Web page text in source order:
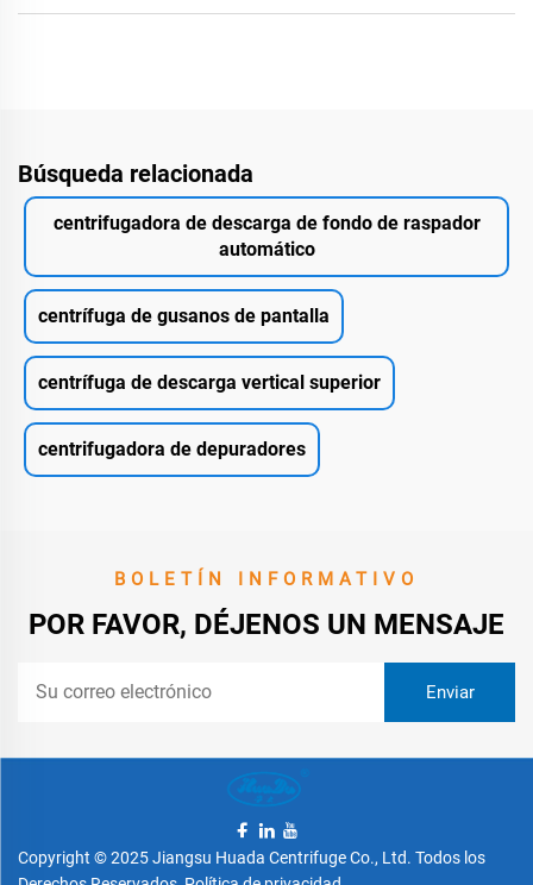
Búsqueda relacionada
centrifugadora de descarga de fondo de raspador
automático
centrífuga de gusanos de pantalla
centrífuga de descarga vertical superior
centrifugadora de depuradores
BOLETÍN INFORMATIVO
POR FAVOR, DÉJENOS UN MENSAJE
Copyright © 2025 Jiangsu Huada Centrifuge Co., Ltd. Todos los